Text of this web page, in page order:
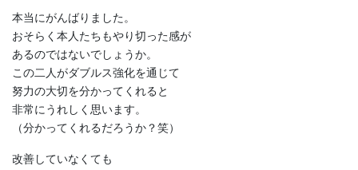
本当にがんばりました。
おそらく本人たちもやり切った感が
あるのではないでしょうか。
この二人がダブルス強化を通じて
努力の大切を分かってくれると
非常にうれしく思います。
（分かってくれるだろうか？笑）
改善していなくても